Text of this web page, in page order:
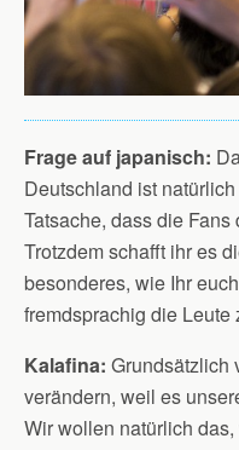
Frage auf japanisch:
Deutschland ist
Tatsache, dass die
Trotzdem schafft ihr es
besonderes, wie Ihr
fremdsprachig die Leute
Kalafina: Grundsätzlich
verändern, weil es
Wir wollen natürlich